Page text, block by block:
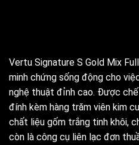
Vertu Signature S Gold Mix
minh chứng sống động cho
nghệ thuật đỉnh cao. Được
đính kèm hàng trăm viên kim
chất liệu gốm trắng tinh khôi,
còn là công cụ liên lạc đơn